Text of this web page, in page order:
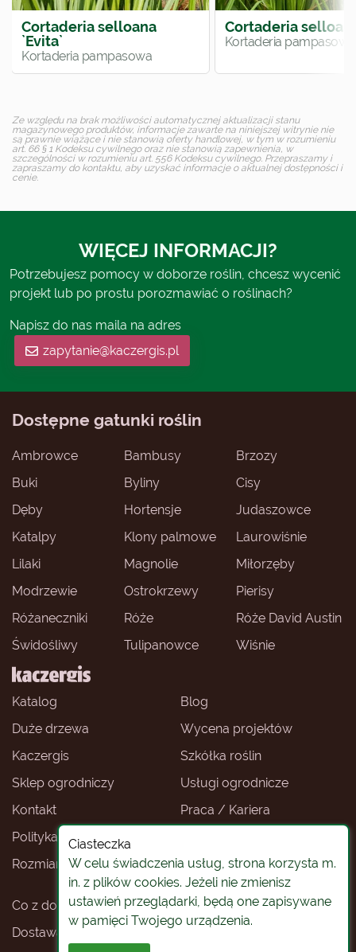
Ciasteczka
W celu świadczenia usług, strona korzysta m.
in. z plików cookies. Jeżeli nie zmienisz
ustawień przeglądarki, będą one zapisywane
w pamięci Twojego urządzenia.
Cortaderia selloana
`Evita`
Kortaderia pampasowa
Cortaderia
Kortaderia pampasowa
Ze względu na brak możliwości automatycznej aktualizacji stanu
magazynowego produktów, informacje zawarte na niniejszej witrynie nie
są prawnie wiążące i nie stanowią oferty handlowej, w tym w rozumieniu
art. 66 § 1 Kodeksu cywilnego oraz nie stanowią zapewnienia, w
szczególności w rozumieniu art. 556 Kodeksu cywilnego. Przepraszamy i
zapraszamy do kontaktu, aby uzyskać informacje o aktualnej dostępności i
cenie.
WIĘCEJ INFORMACJI?
Potrzebujesz pomocy w doborze roślin, chcesz wycenić
projekt lub po prostu porozmawiać o roślinach?
Napisz do nas maila na adres
zapytanie@kaczergis.pl
Katalog
Blog
Duże drzewa
Wycena projektów
Kaczergis
Szkółka roślin
Sklep ogrodniczy
Usługi ogrodnicze
Kontakt
Praca / Kariera
Polityka prywatności
Rozmiary roślin
Sklep ogrodniczy -
Wrocław
Co z doniczkami
Rośliny na pniu
Dostawa roślin
Koszty i warunki dostawy
Dostępne gatunki roślin
Ambrowce Bambusy
Brzozy
Buki
Byliny
Cisy
Dęby
Hortensje
Judaszowce
Katalpy
Klony palmowe
Laurowiśnie
Lilaki
Magnolie
Miłorzęby
Modrzewie
Ostrokrzewy
Pierisy
Różaneczniki
Róże
Róże David Austin
Świdośliwy
Tulipanowce Wiśnie